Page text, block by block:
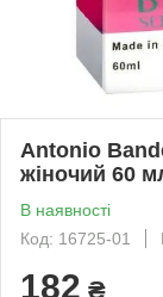
Antonio
жіночий 60
В наявності
Код: 16725-01
182 ₴